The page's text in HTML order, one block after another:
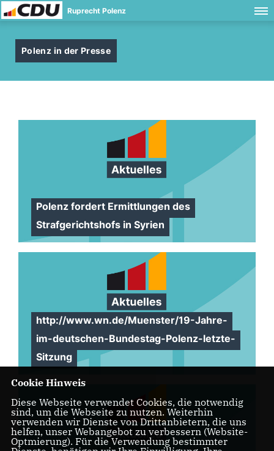
Ruprecht Polenz
Polenz in der Presse
Polenz fordert Ermittlungen des
Strafgerichtshofs in Syrien
http://www.wn.de/Muenster/19-Jahre-
im-deutschen-Bundestag-Polenz-letzte-
Sitzung
Cookie Hinweis
Diese Webseite verwendet Cookies, die notwendig
sind, um die Webseite zu nutzen. Weiterhin
verwenden wir Dienste von Drittanbietern, die uns
helfen, unser Webangebot zu verbessern (Website-
Optmierung). Für die Verwendung bestimmter